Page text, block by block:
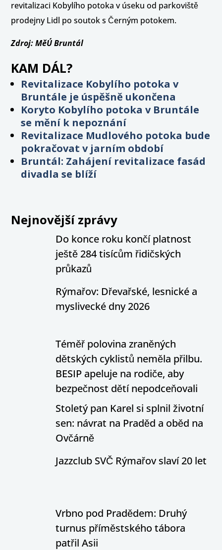
revitalizaci Kobylího potoka v úseku od parkoviště
prodejny Lidl po soutok s Černým potokem.
Zdroj: MěÚ Bruntál
KAM DÁL?
Revitalizace Kobylího potoka v
Bruntále je úspěšně ukončena
Koryto Kobylího potoka v Bruntále
se mění k nepoznání
Revitalizace Mudlového potoka bude
pokračovat v jarním období
Bruntál: Zahájení revitalizace fasád
divadla se blíží
Nejnovější zprávy
Do konce roku končí platnost
ještě 284 tisícům řidičských
průkazů
Rýmařov: Dřevařské, lesnické a
myslivecké dny 2026
Téměř polovina zraněných
dětských cyklistů neměla přilbu.
BESIP apeluje na rodiče, aby
bezpečnost dětí nepodceňovali
Stoletý pan Karel si splnil životní
sen: návrat na Praděd a oběd na
Ovčárně
Jazzclub SVČ Rýmařov slaví 20 let
Vrbno pod Pradědem: Druhý
turnus příměstského tábora
patřil Asii